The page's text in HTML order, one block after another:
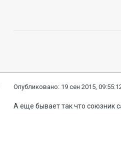
Опубликовано: 19 сен 2015,
А еще бывает так что союзник